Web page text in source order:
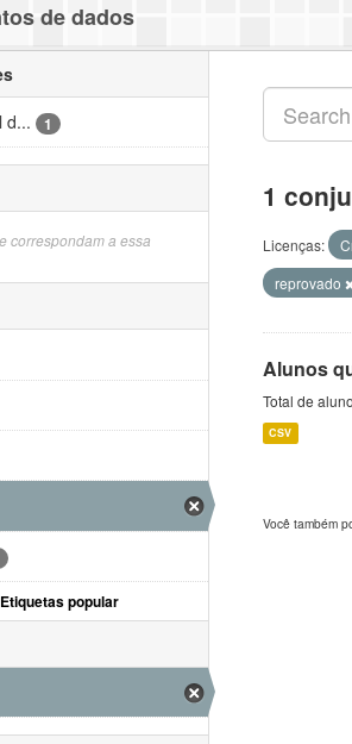
de dados
d...
1
correspondam a essa
popular
1
Licenças:
reprovado
Alunos
Total de
CSV
Você também